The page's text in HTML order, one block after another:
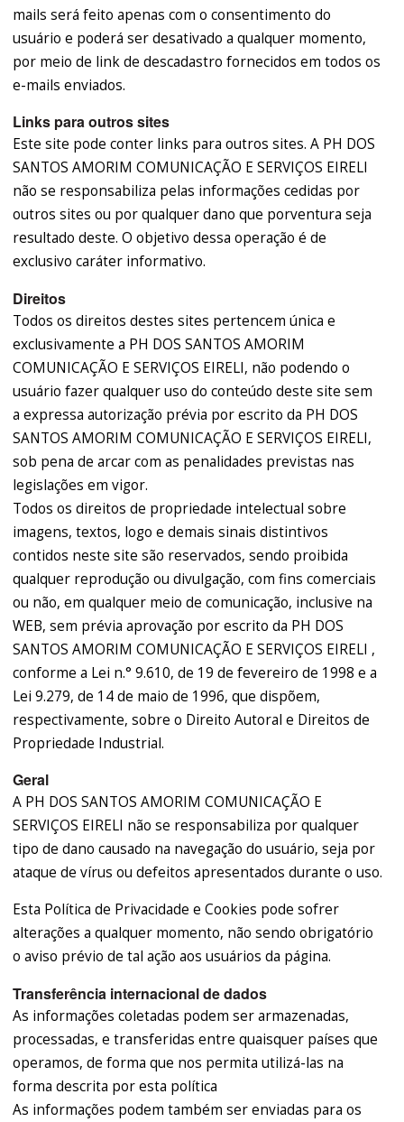
mails será feito apenas com o consentimento do
usuário e poderá ser desativado a qualquer momento,
por meio de link de descadastro fornecidos em todos os
e-mails enviados.
Links para outros sites
Este site pode conter links para outros sites. A PH DOS
SANTOS AMORIM COMUNICAÇÃO E SERVIÇOS EIRELI
não se responsabiliza pelas informações cedidas por
outros sites ou por qualquer dano que porventura seja
resultado deste. O objetivo dessa operação é de
exclusivo caráter informativo.
Direitos
Todos os direitos destes sites pertencem única e
exclusivamente a PH DOS SANTOS AMORIM
COMUNICAÇÃO E SERVIÇOS EIRELI, não podendo o
usuário fazer qualquer uso do conteúdo deste site sem
a expressa autorização prévia por escrito da PH DOS
SANTOS AMORIM COMUNICAÇÃO E SERVIÇOS EIRELI,
sob pena de arcar com as penalidades previstas nas
legislações em vigor.
Todos os direitos de propriedade intelectual sobre
imagens, textos, logo e demais sinais distintivos
contidos neste site são reservados, sendo proibida
qualquer reprodução ou divulgação, com fins comerciais
ou não, em qualquer meio de comunicação, inclusive na
WEB, sem prévia aprovação por escrito da PH DOS
SANTOS AMORIM COMUNICAÇÃO E SERVIÇOS EIRELI ,
conforme a Lei n.° 9.610, de 19 de fevereiro de 1998 e a
Lei 9.279, de 14 de maio de 1996, que dispõem,
respectivamente, sobre o Direito Autoral e Direitos de
Propriedade Industrial.
Geral
A PH DOS SANTOS AMORIM COMUNICAÇÃO E
SERVIÇOS EIRELI não se responsabiliza por qualquer
tipo de dano causado na navegação do usuário, seja por
ataque de vírus ou defeitos apresentados durante o uso.
Esta Política de Privacidade e Cookies pode sofrer
alterações a qualquer momento, não sendo obrigatório
o aviso prévio de tal ação aos usuários da página.
Transferência internacional de dados
As informações coletadas podem ser armazenadas,
processadas, e transferidas entre quaisquer países que
operamos, de forma que nos permita utilizá-las na
forma descrita por esta política
As informações podem também ser enviadas para os